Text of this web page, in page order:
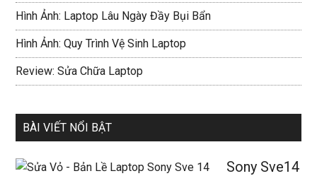
Hình Ảnh: Laptop Lâu Ngày Đầy Bụi Bẩn
Hình Ảnh: Quy Trình Vệ Sinh Laptop
Review: Sửa Chữa Laptop
BÀI VIẾT NỔI BẬT
Sony Sve14